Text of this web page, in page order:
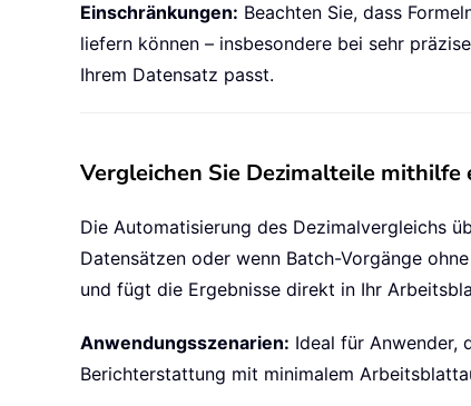
Einschränkungen: Beachten Sie, dass
liefern können – insbesondere bei sehr
Ihrem Datensatz passt.
Vergleichen Sie Dezimalteile mithilfe
Die Automatisierung des Dezimalvergleichs
Datensätzen oder wenn Batch-Vorgänge
und fügt die Ergebnisse direkt in Ihr
Anwendungsszenarien: Ideal für Anwender,
Berichterstattung mit minimalem